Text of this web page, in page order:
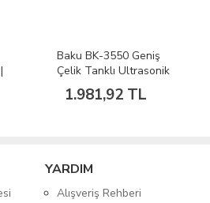
Baku BK-3550 Geniş
Çelik Tanklı Ultrasonik
Bord Kuyum Temizleyici
1.981,92 TL
YARDIM
Alışveriş Rehberi